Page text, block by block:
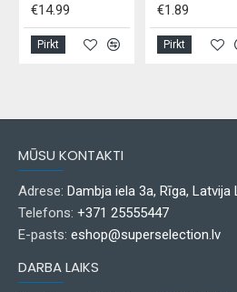
€14.99
Pirkt
€1.89
Pirkt
MŪSU KONTAKTI
Adrese: Dambja iela 3a, Rīga, Latvija
Telefons: +371 25555447
E-pasts: eshop@superselection.lv
DARBA LAIKS